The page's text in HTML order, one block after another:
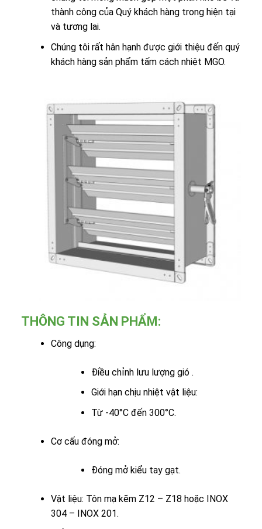
thành công của Quý khách hàng trong hiện tại
và tương lai.
Chúng tôi rất hân hạnh được giới thiệu đến quý
khách hàng sản phẩm tấm cách nhiệt MGO.
THÔNG TIN SẢN PHẨM:
Công dụng:
Điều chỉnh lưu lượng gió .
Giới hạn chịu nhiệt vật liệu:
Từ -40°C đến 300°C.
Cơ cấu đóng mở:
Đóng mở kiểu tay gạt.
Vật liệu: Tôn mạ kẽm Z12 – Z18 hoặc INOX
304 – INOX 201.